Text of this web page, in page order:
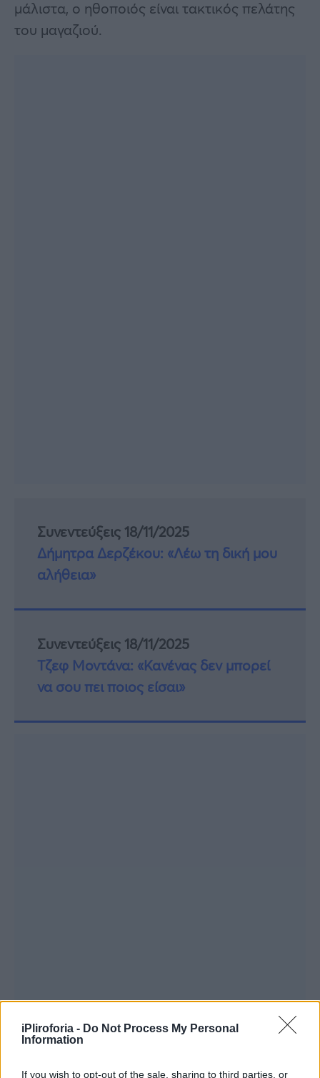
iPliroforia - Do Not Process My Personal
Information
If you wish to opt-out of the sale, sharing to third parties, or
μάλιστα, ο ηθοποιός είναι τακτικός πελάτης
του μαγαζιού.
Συνεντεύξεις 18/11/2025
Δήμητρα Δερζέκου: «Λέω τη δική μου
αλήθεια»
Συνεντεύξεις 18/11/2025
Τζεφ Μοντάνα: «Κανένας δεν μπορεί
να σου πει ποιος είσαι»